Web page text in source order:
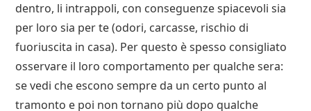
dentro, li intrappoli, con conseguenze spiacevoli sia
per loro sia per te (odori, carcasse, rischio di
fuoriuscita in casa). Per questo è spesso consigliato
osservare il loro comportamento per qualche sera:
se vedi che escono sempre da un certo punto al
tramonto e poi non tornano più dopo qualche